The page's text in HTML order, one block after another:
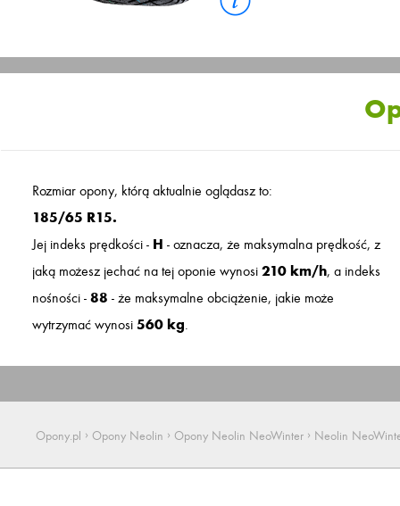
Rozmiar opony, którą aktualnie oglądasz to:
185/65 R15.
Jej indeks prędkości - H - oznacza, że maksymalna prędkość, z
jaką możesz jechać na tej oponie wynosi 210 km/h, a indeks
nośności - 88 - że maksymalne obciążenie, jakie może
wytrzymać wynosi 560 kg.
Opony.pl › Opony Neolin › Opony Neolin NeoWinter › Neolin